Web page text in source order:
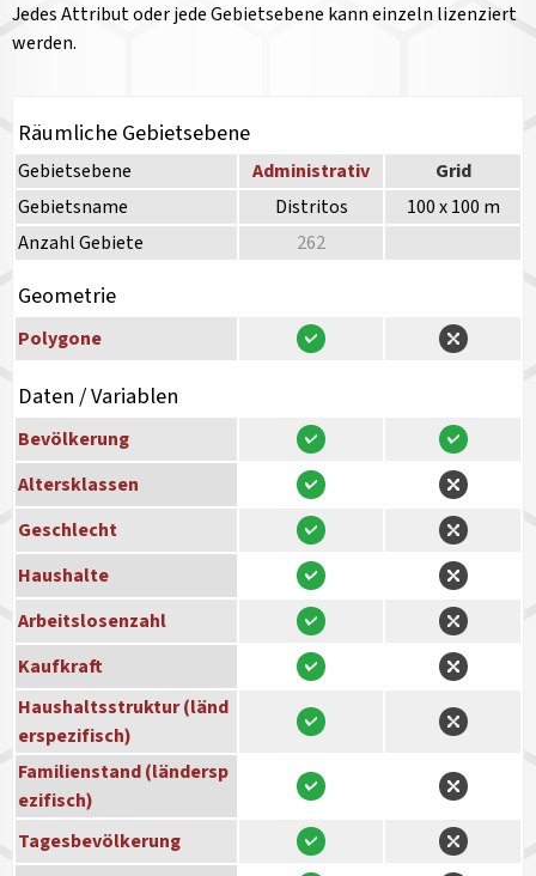
Jedes Attribut oder jede Gebietsebene kann einzeln lizenziert
werden.
Räumliche Gebietsebene
Gebietsebene Administrativ
Grid
Gebietsname
Distritos
100 x 100 m
Anzahl Gebiete
262
Geometrie
Polygone
Daten / Variablen
Bevölkerung
Altersklassen
Geschlecht
Haushalte
Arbeitslosenzahl
Kaufkraft
Haushaltsstruktur (länd
erspezifisch)
Familienstand (ländersp
ezifisch)
Tagesbevölkerung